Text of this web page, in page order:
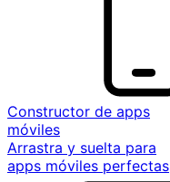
Constructor de apps
móviles
Arrastra y suelta para
apps móviles perfectas